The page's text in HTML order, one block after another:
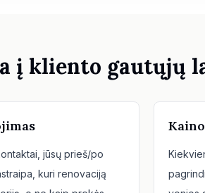
į kliento gautųjų
jūsų prieš/po
kuri renovaciją